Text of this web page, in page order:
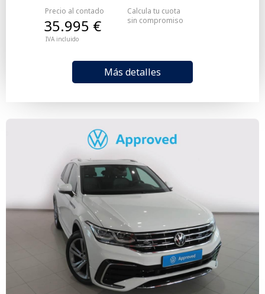
Precio al contado
IVA incluido
35.995 €
Más detalles
Calcula tu cuota
sin compromiso